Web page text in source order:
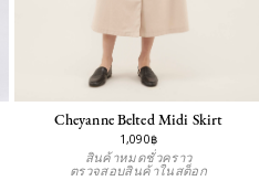
Cheyanne Belted Midi Skirt
1,090฿
สินค้าหมดชั่วคราว
ตรวจสอบสินค้าในสต็อก